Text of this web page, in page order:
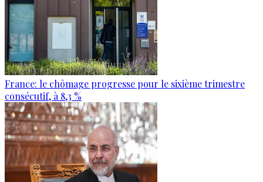
France: le chômage progresse pour le sixième trimestre
consécutif, à 8,3 %